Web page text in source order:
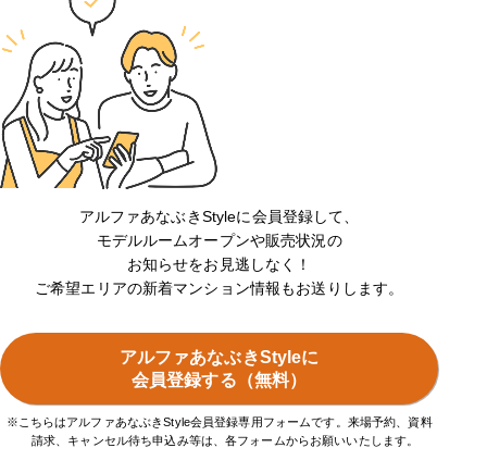
アルファあなぶきStyleに会員登録して、
モデルルームオープンや販売状況の
お知らせをお見逃しなく！
ご希望エリアの新着マンション情報もお送りします。
アルファあなぶきStyleに
会員登録する（無料）
※こちらはアルファあなぶきStyle会員登録専用フォームです。来場予約、資料
請求、キャンセル待ち申込み等は、各フォームからお願いいたします。